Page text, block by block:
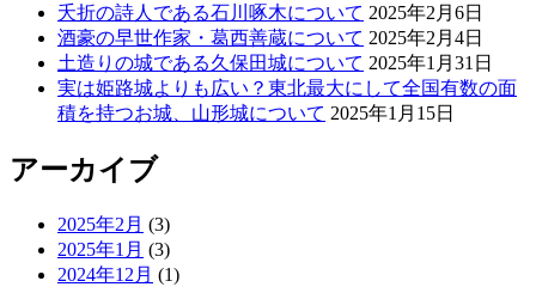
夭折の詩人である石川啄木について 2025年2月6日
酒豪の早世作家・葛西善蔵について 2025年2月4日
土造りの城である久保田城について 2025年1月31日
実は姫路城よりも広い？東北最大にして全国有数の面
積を持つお城、山形城について 2025年1月15日
アーカイブ
2025年2月 (3)
2025年1月 (3)
2024年12月 (1)